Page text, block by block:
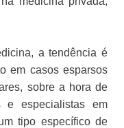
a tendência é
em casos esparsos
sobre a hora de
e especialistas em
tipo específico de